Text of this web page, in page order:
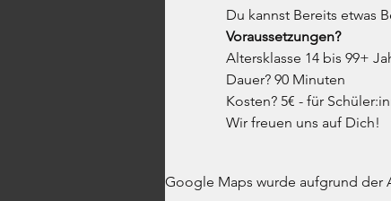
Du kannst Bereits etwas
Voraussetzungen?
Altersklasse 14 bis 99+
Dauer? 90 Minuten
Kosten? 5€ - für
Wir freuen uns auf Dich!
Google Maps wurde aufgrund der